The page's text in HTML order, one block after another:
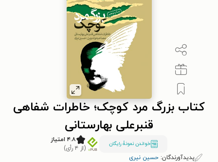
کتاب بزرگ مرد کوچک؛ خاطرات ﺷﻔﺎﻫﯽ
ﻗﻨﺒﺮعلی ﺑﻬﺎﺭستانی
خواندن نمونۀ رایگان
۴.۸ امتیاز
(از ۴ رأی)
پدیدآورندگان: حسین نیری